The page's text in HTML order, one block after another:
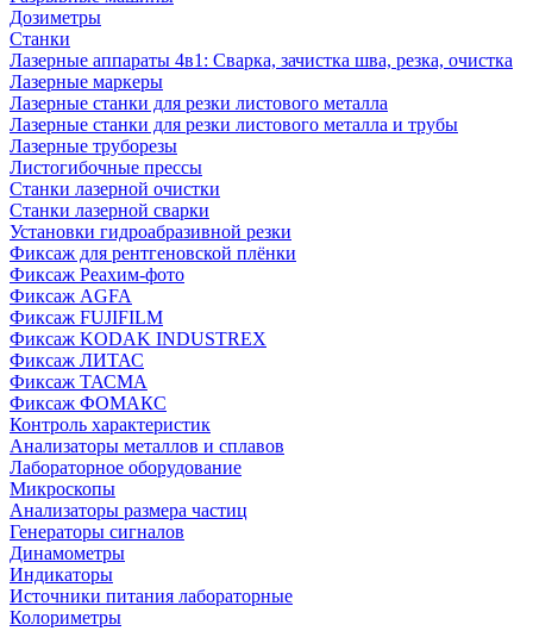
Дозиметры
Станки
Лазерные аппараты 4в1: Сварка, зачистка шва, резка, очистка
Лазерные маркеры
Лазерные станки для резки листового металла
Лазерные станки для резки листового металла и трубы
Лазерные труборезы
Листогибочные прессы
Станки лазерной очистки
Станки лазерной сварки
Установки гидроабразивной резки
Фиксаж для рентгеновской плёнки
Фиксаж Реахим-фото
Фиксаж AGFA
Фиксаж FUJIFILM
Фиксаж KODAK INDUSTREX
Фиксаж ЛИТАС
Фиксаж ТАСМА
Фиксаж ФОМАКС
Контроль характеристик
Анализаторы металлов и сплавов
Лабораторное оборудование
Микроскопы
Анализаторы размера частиц
Генераторы сигналов
Динамометры
Индикаторы
Источники питания лабораторные
Колориметры